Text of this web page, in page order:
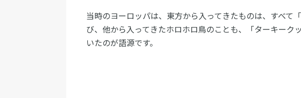
当時のヨーロッパは、東方から入ってきたものは、すべて
び、他から入ってきたホロホロ鳥のことも、「ターキーク
いたのが語源です。